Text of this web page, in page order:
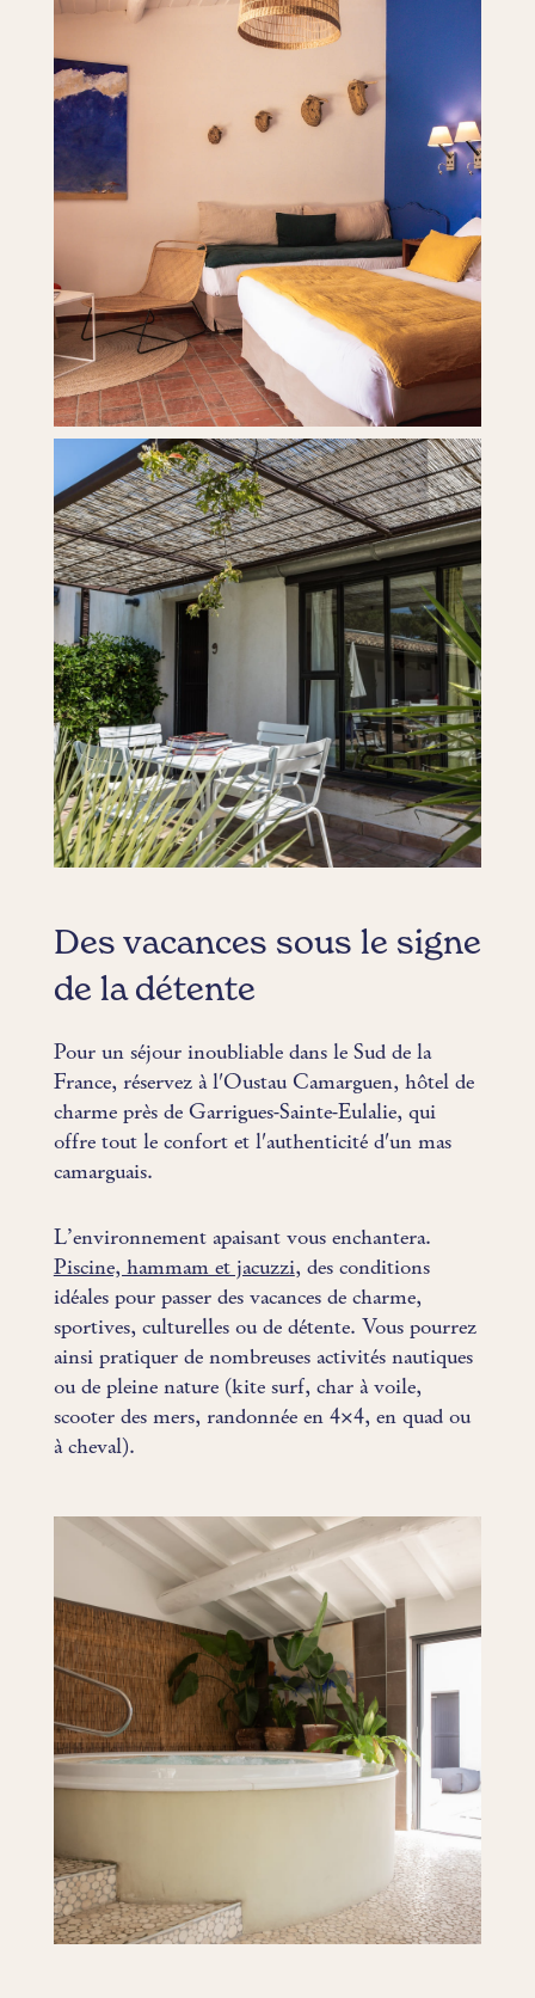
Des vacances sous le signe
de la détente
Pour un séjour inoubliable dans le Sud de la
France, réservez à l'Oustau Camarguen, hôtel de
charme près de Garrigues-Sainte-Eulalie, qui
offre tout le confort et l'authenticité d'un mas
camarguais.
L’environnement apaisant vous enchantera.
Piscine, hammam et jacuzzi, des conditions
idéales pour passer des vacances de charme,
sportives, culturelles ou de détente. Vous pourrez
ainsi pratiquer de nombreuses activités nautiques
ou de pleine nature (kite surf, char à voile,
scooter des mers, randonnée en 4×4, en quad ou
à cheval).